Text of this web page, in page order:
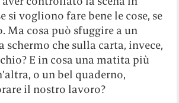
si vogliono fare bene le cose, se
Ma cosa può sfuggire a un
che sulla carta, invece,
E in cosa una matita più
o un bel quaderno,
il nostro lavoro?